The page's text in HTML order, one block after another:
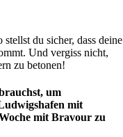
du sicher, dass deine
Und vergiss nicht,
zu betonen!
um
mit
mit Bravour zu